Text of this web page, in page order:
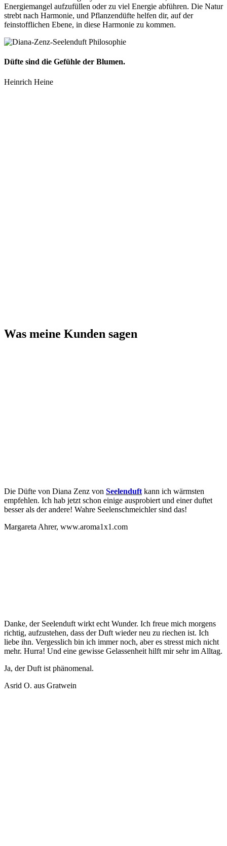
Energiemangel aufzufüllen oder zu viel Energie abführen. Die Natur
strebt nach Harmonie, und Pflanzendüfte helfen dir, auf der
feinstofflichen Ebene, in diese Harmonie zu kommen.
Düfte sind die Gefühle der Blumen.
Heinrich Heine
Was meine Kunden sagen
Die Düfte von Diana Zenz von Seelenduft kann ich wärmsten
empfehlen. Ich hab jetzt schon einige ausprobiert und einer duftet
besser als der andere! Wahre Seelenschmeichler sind das!
Margareta Ahrer, www.aroma1x1.com
Danke, der Seelenduft wirkt echt Wunder. Ich freue mich morgens
richtig, aufzustehen, dass der Duft wieder neu zu riechen ist. Ich
liebe ihn. Vergesslich bin ich immer noch, aber es stresst mich nicht
mehr. Hurra! Und eine gewisse Gelassenheit hilft mir sehr im Alltag.
Ja, der Duft ist phänomenal.
Asrid O. aus Gratwein